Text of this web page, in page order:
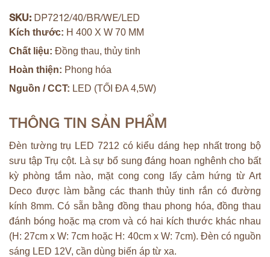
SKU: DP7212/40/BR/WE/LED
Kích thước: H 400 X W 70 MM
Chất liệu: Đồng thau, thủy tinh
Hoàn thiện: Phong hóa
Nguồn / CCT: LED (TỐI ĐA 4,5W)
THÔNG TIN SẢN PHẨM
Đèn tường trụ LED 7212 có kiểu dáng hẹp nhất trong bộ
sưu tập Trụ cột. Là sự bổ sung đáng hoan nghênh cho bất
kỳ phòng tắm nào, mặt cong cong lấy cảm hứng từ Art
Deco được làm bằng các thanh thủy tinh rắn có đường
kính 8mm. Có sẵn bằng đồng thau phong hóa, đồng thau
đánh bóng hoặc mạ crom và có hai kích thước khác nhau
(H: 27cm x W: 7cm hoặc H: 40cm x W: 7cm). Đèn có nguồn
sáng LED 12V, cần dùng biến áp từ xa.